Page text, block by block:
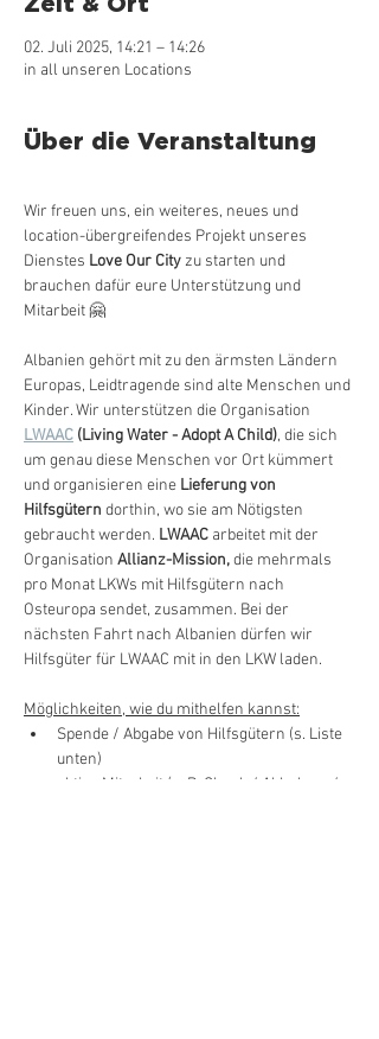
02. Juli 2025, 14:21 – 14:26
in all unseren Locations
Über die Veranstaltung
Wir freuen uns, ein weiteres, neues und
location-übergreifendes Projekt unseres
Dienstes Love Our City zu starten und
brauchen dafür eure Unterstützung und
Mitarbeit 🤗
Albanien gehört mit zu den ärmsten Ländern
Europas, Leidtragende sind alte Menschen und
Kinder. Wir unterstützen die Organisation
LWAAC (Living Water - Adopt A Child), die sich
um genau diese Menschen vor Ort kümmert
und organisieren eine Lieferung von
Hilfsgütern dorthin, wo sie am Nötigsten
gebraucht werden. LWAAC arbeitet mit der
Organisation Allianz-Mission, die mehrmals
pro Monat LKWs mit Hilfsgütern nach
Osteuropa sendet, zusammen. Bei der
nächsten Fahrt nach Albanien dürfen wir
Hilfsgüter für LWAAC mit in den LKW laden.
Möglichkeiten, wie du mithelfen kannst:
Spende / Abgabe von Hilfsgütern (s. Liste
unten)
aktive Mitarbeit (z. B. Check / Abholung /